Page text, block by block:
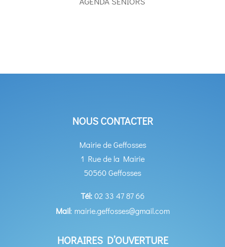
NOUS CONTACTER
Mairie de Geffosses
1 Rue de la Mairie
50560 Geffosses
Tél:02 33 47 87 66
Mail: mairie.geffosses@gmail.com
HORAIRES D’OUVERTURE